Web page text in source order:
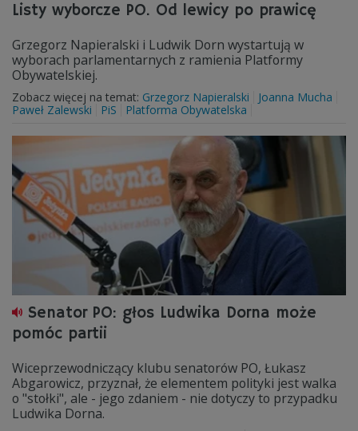
Listy wyborcze PO. Od lewicy po prawicę
Grzegorz Napieralski i Ludwik Dorn wystartują w
wyborach parlamentarnych z ramienia Platformy
Obywatelskiej.
Zobacz więcej na temat: Grzegorz Napieralski
Joanna Mucha
Paweł Zalewski
PiS Platforma Obywatelska
Senator PO: głos Ludwika Dorna może
pomóc partii
Wiceprzewodniczący klubu senatorów PO, Łukasz
Abgarowicz, przyznał, że elementem polityki jest walka
o "stołki", ale - jego zdaniem - nie dotyczy to przypadku
Ludwika Dorna.